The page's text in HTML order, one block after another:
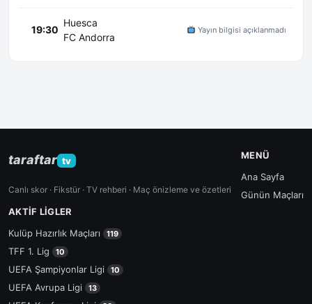
19:30
Huesca
FC Andorra
Yayın bilgisi açıklanmadı
taraftar tv
Canlı skor · Fikstür · TV rehberi · Maç önizleme ve özetleri
MENÜ
Ana Sayfa
Günün Maçları
AKTIF LIGLER
Kulüp Hazırlık Maçları
119
TFF 1. Lig 10
UEFA Şampiyonlar Ligi 10
UEFA Avrupa Ligi 13